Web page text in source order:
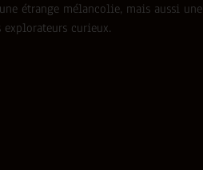
étrange mélancolie, mais aussi une
curieux.